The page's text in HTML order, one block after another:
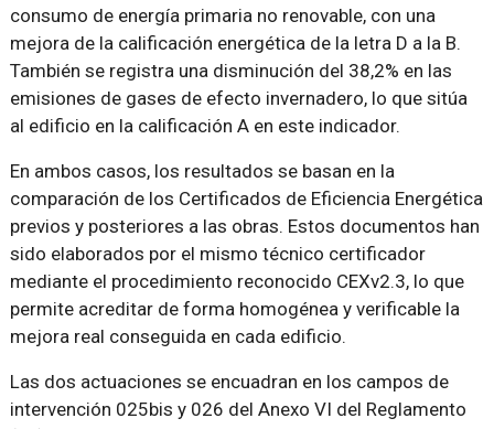
consumo de energía primaria no renovable, con una
mejora de la calificación energética de la letra D a la B.
También se registra una disminución del 38,2% en las
emisiones de gases de efecto invernadero, lo que sitúa
al edificio en la calificación A en este indicador.
En ambos casos, los resultados se basan en la
comparación de los Certificados de Eficiencia Energética
previos y posteriores a las obras. Estos documentos han
sido elaborados por el mismo técnico certificador
mediante el procedimiento reconocido CEXv2.3, lo que
permite acreditar de forma homogénea y verificable la
mejora real conseguida en cada edificio.
Las dos actuaciones se encuadran en los campos de
intervención 025bis y 026 del Anexo VI del Reglamento